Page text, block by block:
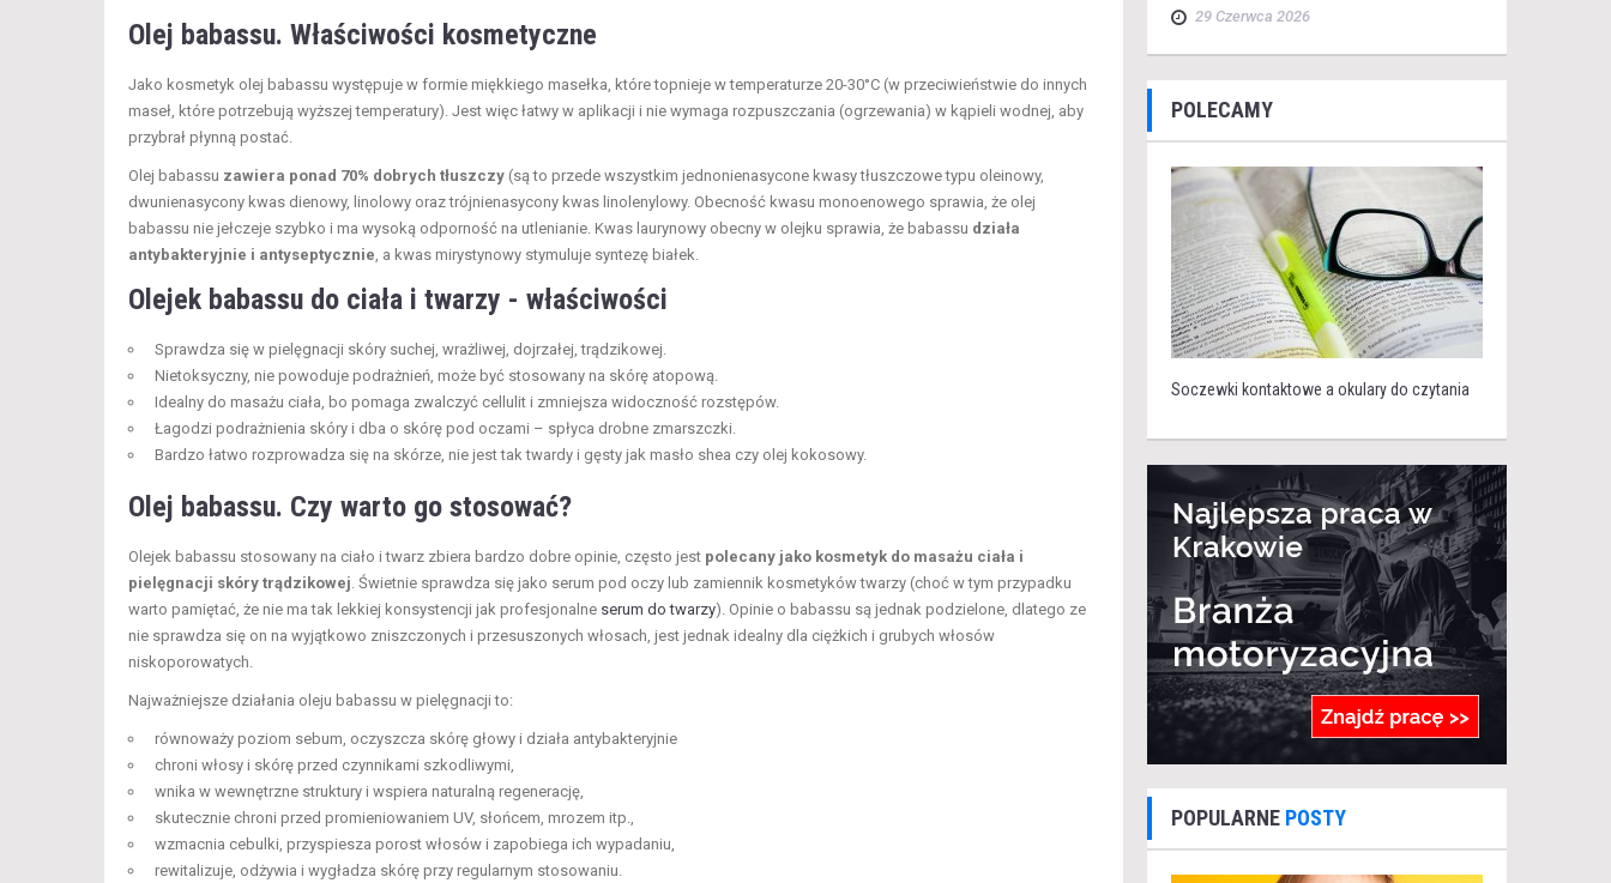
Olej babassu. Właściwości kosmetyczne
Jako kosmetyk olej babassu występuje w formie miękkiego masełka, które topnieje w temperaturze 20-30°C (w przeciwieństwie do innych
maseł, które potrzebują wyższej temperatury). Jest więc łatwy w aplikacji i nie wymaga rozpuszczania (ogrzewania) w kąpieli wodnej, aby
przybrał płynną postać.
Olej babassu zawiera ponad 70% dobrych tłuszczy (są to przede wszystkim jednonienasycone kwasy tłuszczowe typu oleinowy,
dwunienasycony kwas dienowy, linolowy oraz trójnienasycony kwas linolenylowy. Obecność kwasu monoenowego sprawia, że olej
babassu nie jełczeje szybko i ma wysoką odporność na utlenianie. Kwas laurynowy obecny w olejku sprawia, że babassu działa
antybakteryjnie i antyseptycznie , a kwas mirystynowy stymuluje syntezę białek.
Olejek babassu do ciała i twarzy - właściwości
Sprawdza się w pielęgnacji skóry suchej, wrażliwej, dojrzałej, trądzikowej.
Nietoksyczny, nie powoduje podrażnień, może być stosowany na skórę atopową.
Idealny do masażu ciała, bo pomaga zwalczyć cellulit i zmniejsza widoczność rozstępów.
Łagodzi podrażnienia skóry i dba o skórę pod oczami – spłyca drobne zmarszczki.
Bardzo łatwo rozprowadza się na skórze, nie jest tak twardy i gęsty jak masło shea czy olej kokosowy.
Olej babassu. Czy warto go stosować?
Olejek babassu stosowany na ciało i twarz zbiera bardzo dobre opinie, często jest polecany jako kosmetyk do masażu ciała i
pielęgnacji skóry trądzikowej . Świetnie sprawdza się jako serum pod oczy lub zamiennik kosmetyków twarzy (choć w tym przypadku
warto pamiętać, że nie ma tak lekkiej konsystencji jak profesjonalne serum do twarzy). Opinie o babassu są jednak podzielone, dlatego ze
nie sprawdza się on na wyjątkowo zniszczonych i przesuszonych włosach, jest jednak idealny dla ciężkich i grubych włosów
niskoporowatych.
Najważniejsze działania oleju babassu w pielęgnacji to:
równoważy poziom sebum, oczyszcza skórę głowy i działa antybakteryjnie
chroni włosy i skórę przed czynnikami szkodliwymi,
wnika w wewnętrzne struktury i wspiera naturalną regenerację,
skutecznie chroni przed promieniowaniem UV, słońcem, mrozem itp.,
wzmacnia cebulki, przyspiesza porost włosów i zapobiega ich wypadaniu,
rewitalizuje, odżywia i wygładza skórę przy regularnym stosowaniu.
29 Czerwca 2026
POLECAMY
Soczewki kontaktowe a okulary do czytania
POPULARNE POSTY